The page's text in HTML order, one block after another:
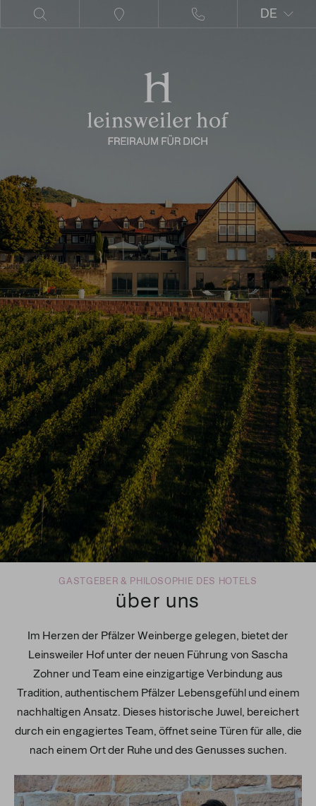
DE
GASTGEBER & PHILOSOPHIE DES HOTELS
über uns
Im Herzen der Pfälzer Weinberge gelegen, bietet der
Leinsweiler Hof unter der neuen Führung von Sascha
Zohner und Team eine einzigartige Verbindung aus
Tradition, authentischem Pfälzer Lebensgefühl und einem
nachhaltigen Ansatz. Dieses historische Juwel, bereichert
durch ein engagiertes Team, öffnet seine Türen für alle, die
nach einem Ort der Ruhe und des Genusses suchen.